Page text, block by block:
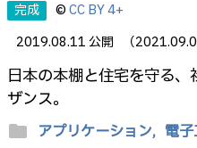
完成 ©CC BY 4+
2019.08.11 公開
（
日本の本棚と住宅を守る
ザンス。
folder アプリケーション, 電